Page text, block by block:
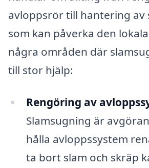
avloppsrör till hantering av
som kan påverka den
några områden där
till stor hjälp:
Rengöring av
Slamsugning är
hålla avloppssystem
ta bort slam och skräp